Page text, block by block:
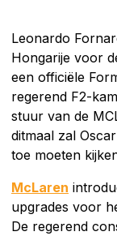
Leonardo
Hongarije voor
een officiële
regerend F2-
stuur van de
ditmaal zal
toe moeten
McLaren
upgrades voor
De regerend